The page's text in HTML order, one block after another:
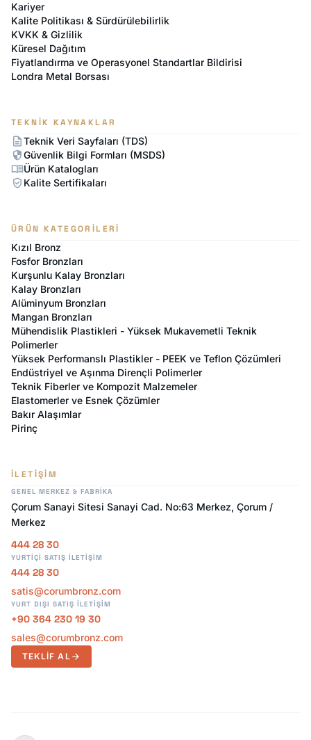
Kariyer
Kalite Politikası & Sürdürülebilirlik
KVKK & Gizlilik
Küresel Dağıtım
Fiyatlandırma ve Operasyonel Standartlar Bildirisi
Londra Metal Borsası
TEKNIK KAYNAKLAR
descriptionTeknik Veri Sayfaları (TDS)
securityGüvenlik Bilgi Formları (MSDS)
menu_bookÜrün Katalogları
verified_user Kalite Sertifikaları
ÜRÜN KATEGORILERI
Kızıl Bronz
Fosfor Bronzları
Kurşunlu Kalay Bronzları
Kalay Bronzları
Alüminyum Bronzları
Mangan Bronzları
Mühendislik Plastikleri - Yüksek Mukavemetli Teknik
Polimerler
Yüksek Performanslı Plastikler - PEEK ve Teflon Çözümleri
Endüstriyel ve Aşınma Dirençli Polimerler
Teknik Fiberler ve Kompozit Malzemeler
Elastomerler ve Esnek Çözümler
Bakır Alaşımlar
Pirinç
İLETIŞIM
GENEL MERKEZ & FABRIKA
Çorum Sanayi Sitesi Sanayi Cad. No:63 Merkez, Çorum /
Merkez
444 28 30
YURTIÇI SATIŞ İLETIŞIM
444 28 30
satis@corumbronz.com
YURT DIŞI SATIŞ İLETIŞIM
+90 364 230 19 30
sales@corumbronz.com
TEKLIF AL arrow_forward